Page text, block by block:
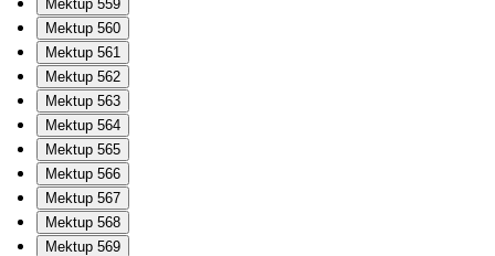
Mektup 559
Mektup 560
Mektup 561
Mektup 562
Mektup 563
Mektup 564
Mektup 565
Mektup 566
Mektup 567
Mektup 568
Mektup 569